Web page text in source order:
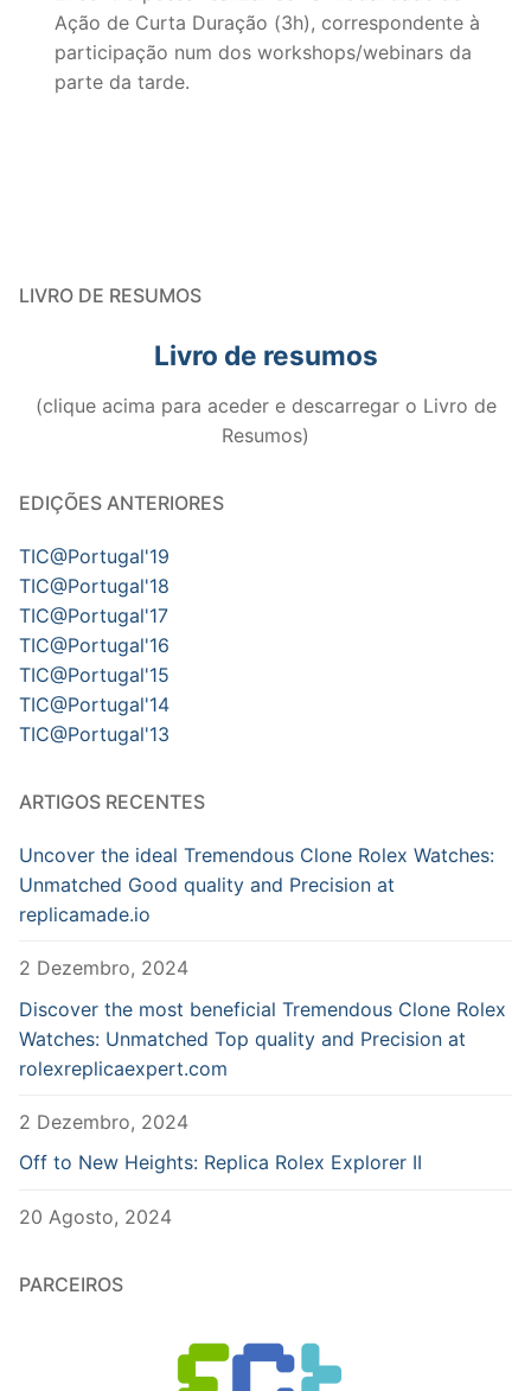
Ação de Curta Duração (3h), correspondente à
participação num dos workshops/webinars da
parte da tarde.
LIVRO DE RESUMOS
Livro de resumos
(clique acima para aceder e descarregar o Livro de
Resumos)
EDIÇÕES ANTERIORES
TIC@Portugal'19
TIC@Portugal'18
TIC@Portugal'17
TIC@Portugal'16
TIC@Portugal'15
TIC@Portugal'14
TIC@Portugal'13
ARTIGOS RECENTES
Uncover the ideal Tremendous Clone Rolex Watches:
Unmatched Good quality and Precision at
replicamade.io
2 Dezembro, 2024
Discover the most beneficial Tremendous Clone Rolex
Watches: Unmatched Top quality and Precision at
rolexreplicaexpert.com
2 Dezembro, 2024
Off to New Heights: Replica Rolex Explorer II
20 Agosto, 2024
PARCEIROS